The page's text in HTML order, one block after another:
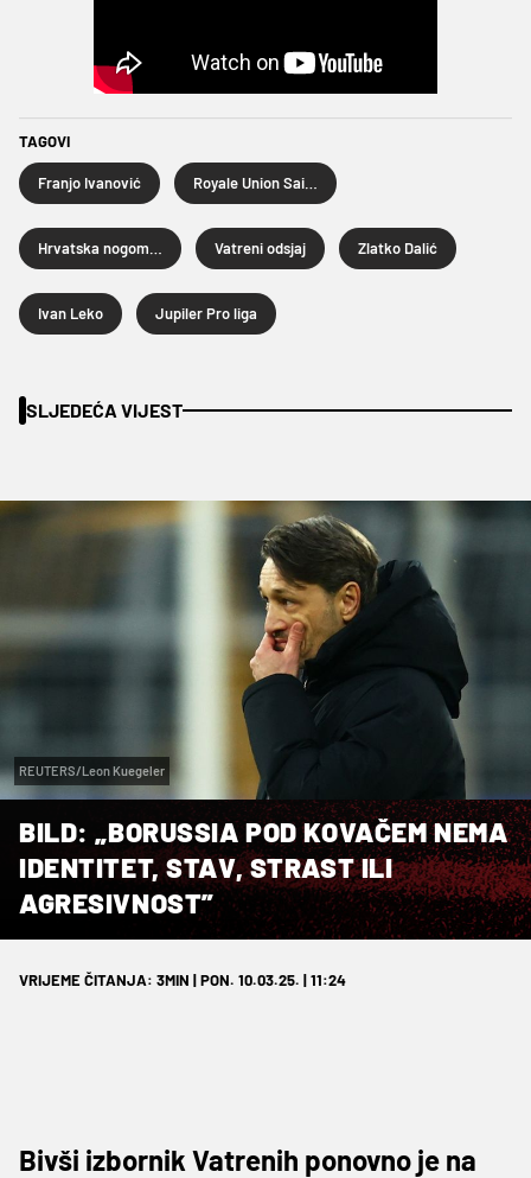
TAGOVI
Franjo Ivanović
Vatreni odsjaj Zlatko Dalić
Ivan Leko Jupiler Pro liga
SLJEDEĆA VIJEST
REUTERS/Leon Kuegeler
BILD: „BORUSSIA POD KOVAČEM NEMA
IDENTITET, STAV, STRAST ILI
AGRESIVNOST”
VRIJEME ČITANJA: 3MIN | PON. 10.03.25. | 11:24
Bivši izbornik Vatrenih ponovno je na